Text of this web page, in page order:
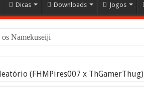
Dicas Downloads Jogos
os Namekuseijins – DRAGON
(FHMPires007 x ThGamerThug)